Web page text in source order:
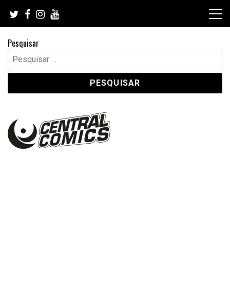
content
Pesquisar
Pesquisar
por: